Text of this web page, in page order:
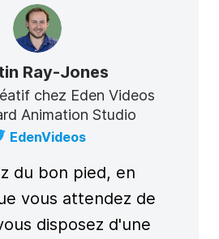
Ray-Jones
chez Eden Videos
Animation Studio
EdenVideos
du bon pied, en
vous attendez de
disposez d'une